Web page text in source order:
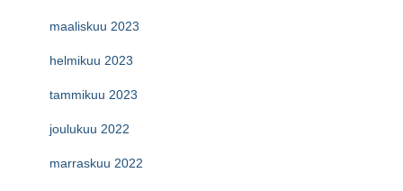
maaliskuu 2023
helmikuu 2023
tammikuu 2023
joulukuu 2022
marraskuu 2022